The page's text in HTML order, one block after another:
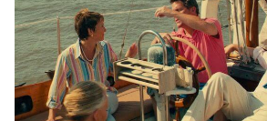
CALENDARIO
AREA PERSONALE